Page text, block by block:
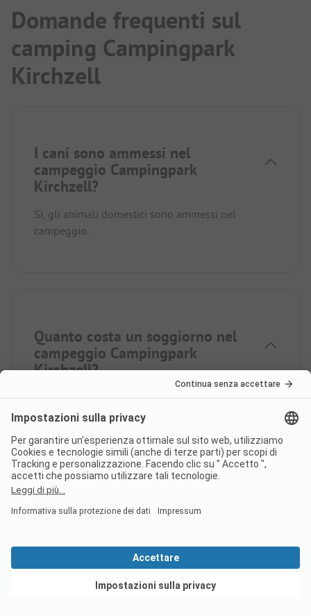
Domande frequenti sul
camping Campingpark
Kirchzell
I cani sono ammessi nel
campeggio Campingpark
Kirchzell?
Sì, gli animali domestici sono ammessi nel
campeggio.
Quanto costa un soggiorno nel
campeggio Campingpark
Kirchzell?
I prezzi del campeggio Campingpark Kirchzell
possono variare a seconda del soggiorno (ad es.
prezzi, consultate questa pagina.
l campeggio Campingpark
Kirchzell dispone di cabine
sanitarie per ospiti a mobilità
Vedi offerte